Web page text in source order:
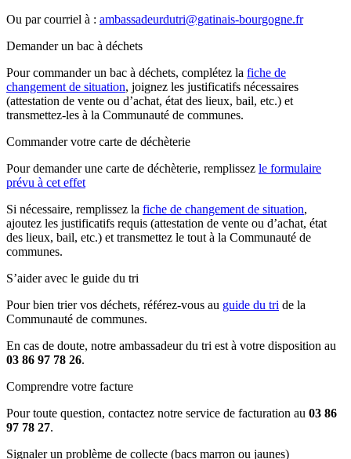
Ou par courriel à : ambassadeurdutri@gatinais-bourgogne.fr
Demander un bac à déchets
Pour commander un bac à déchets, complétez la fiche de
changement de situation, joignez les justificatifs nécessaires
(attestation de vente ou d’achat, état des lieux, bail, etc.) et
transmettez-les à la Communauté de communes.
Commander votre carte de déchèterie
Pour demander une carte de déchèterie, remplissez le formulaire
prévu à cet effet
Si nécessaire, remplissez la fiche de changement de situation,
ajoutez les justificatifs requis (attestation de vente ou d’achat, état
des lieux, bail, etc.) et transmettez le tout à la Communauté de
communes.
S’aider avec le guide du tri
Pour bien trier vos déchets, référez-vous au guide du tri de la
Communauté de communes.
En cas de doute, notre ambassadeur du tri est à votre disposition au
03 86 97 78 26.
Comprendre votre facture
Pour toute question, contactez notre service de facturation au 03 86
97 78 27.
Signaler un problème de collecte (bacs marron ou jaunes)